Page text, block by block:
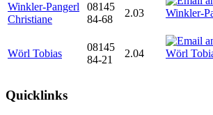
Winkler-Pangerl
Christiane
08145
84-68
2.03
Wörl Tobias
08145
84-21
2.04
Quicklinks